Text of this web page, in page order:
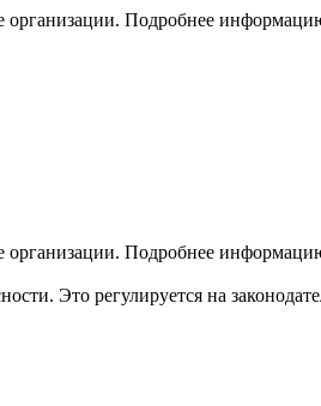
организации. Подробнее
организации. Подробнее
Это регулируется на